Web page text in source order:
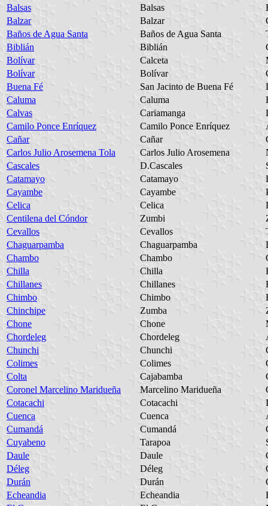
Balsas
Balsas
Balzar
Balzar
Baños de Agua Santa
Baños de Agua Santa
Biblián
Biblián
Bolívar
Calceta
Bolívar
Bolívar
Buena Fé
San Jacinto de Buena Fé
Caluma
Caluma
Calvas
Cariamanga
Camilo Ponce Enríquez
Camilo Ponce Enríquez
Cañar
Cañar
Carlos Julio Arosemena Tola
Carlos Julio Arosemena
Cascales
D.Cascales
Catamayo
Catamayo
Cayambe
Cayambe
Celica
Celica
Centilena del Cóndor
Zumbi
Cevallos
Cevallos
Chaguarpamba
Chaguarpamba
Chambo
Chambo
Chilla
Chilla
Chillanes
Chillanes
Chimbo
Chimbo
Chinchipe
Zumba
Chone
Chone
Chordeleg
Chordeleg
Chunchi
Chunchi
Colimes
Colimes
Colta
Cajabamba
Coronel Marcelino Maridueña
Marcelino Maridueña
Cotacachi
Cotacachi
Cuenca
Cuenca
Cumandá
Cumandá
Cuyabeno
Tarapoa
Daule
Daule
Déleg
Déleg
Durán
Durán
Echeandia
Echeandia